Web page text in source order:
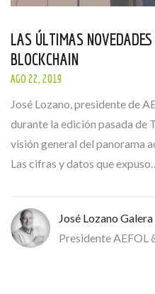
LAS ÚLTIMAS
BLOCKCHAIN
AGO 22, 2019
José Lozano, presidente de
durante la edición pasada de
visión general del panorama
Las cifras y datos que
José Lozano Galera
Presidente AEFOL